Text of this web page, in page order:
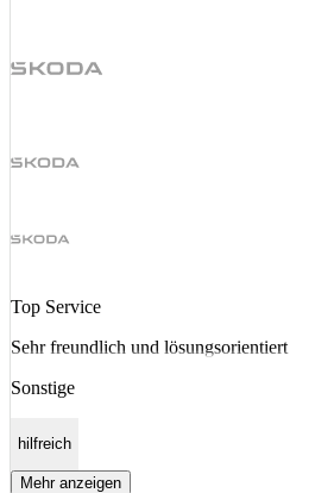
Top Service
Sehr freundlich und lösungsorientiert
Sonstige
hilfreich
Mehr anzeigen